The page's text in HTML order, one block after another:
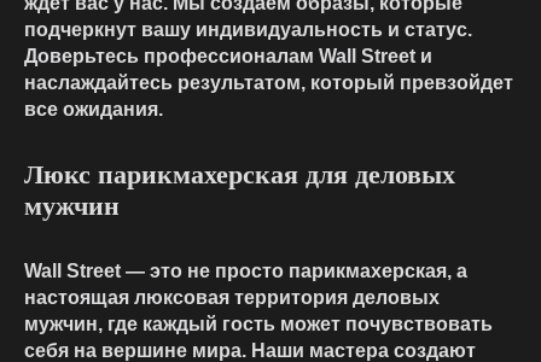
подчеркнут вашу индивидуальность и статус.
Доверьтесь профессионалам Wall Street и
наслаждайтесь результатом, который превзойдет
все ожидания.
Люкс парикмахерская для деловых
мужчин
Wall Street — это не просто парикмахерская, а
настоящая люксовая территория деловых
мужчин, где каждый гость может почувствовать
себя на вершине мира. Наши мастера создают